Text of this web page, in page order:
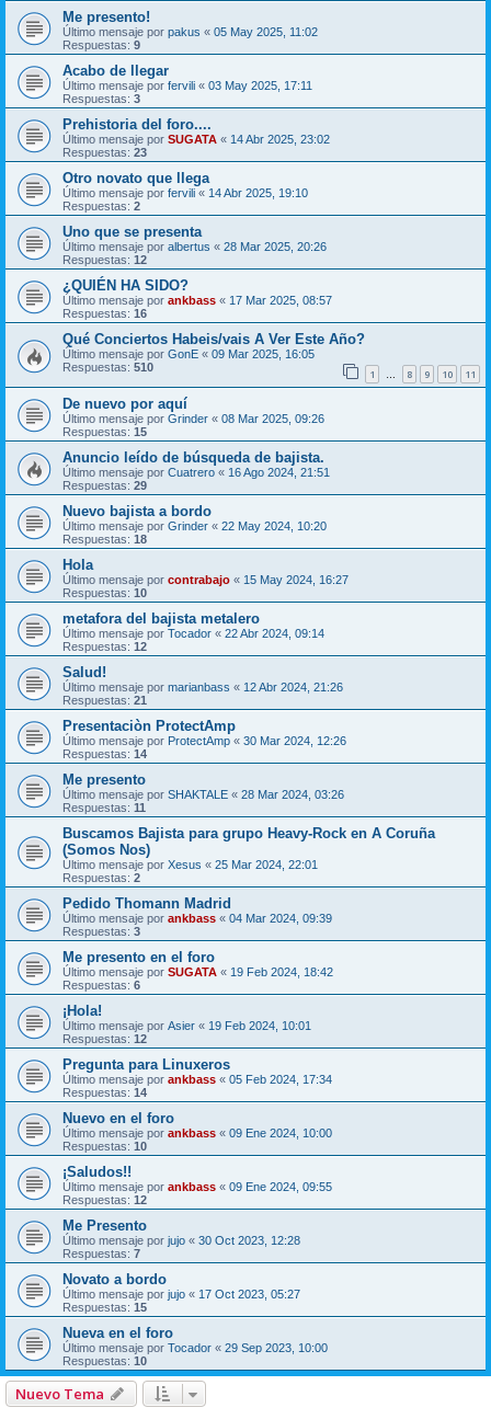
Me presento!
Último mensaje por pakus « 05 May 2025, 11:02
Respuestas: 9
Acabo de llegar
Último mensaje por fervili « 03 May 2025, 17:11
Respuestas: 3
Prehistoria del foro....
Último mensaje por SUGATA « 14 Abr 2025, 23:02
Respuestas: 23
Otro novato que llega
Último mensaje por fervili « 14 Abr 2025, 19:10
Respuestas: 2
Uno que se presenta
Último mensaje por albertus « 28 Mar 2025, 20:26
Respuestas: 12
¿QUIÉN HA SIDO?
Último mensaje por ankbass « 17 Mar 2025, 08:57
Respuestas: 16
Qué Conciertos Habeis/vais A Ver Este Año?
Último mensaje por GonE « 09 Mar 2025, 16:05
Respuestas: 510 1 … 8 9 10 11
De nuevo por aquí
Último mensaje por Grinder « 08 Mar 2025, 09:26
Respuestas: 15
Anuncio leído de búsqueda de bajista.
Último mensaje por Cuatrero « 16 Ago 2024, 21:51
Respuestas: 29
Nuevo bajista a bordo
Último mensaje por Grinder « 22 May 2024, 10:20
Respuestas: 18
Hola
Último mensaje por contrabajo « 15 May 2024, 16:27
Respuestas: 10
metafora del bajista metalero
Último mensaje por Tocador « 22 Abr 2024, 09:14
Respuestas: 12
Salud!
Último mensaje por marianbass « 12 Abr 2024, 21:26
Respuestas: 21
Presentaciòn ProtectAmp
Último mensaje por ProtectAmp « 30 Mar 2024, 12:26
Respuestas: 14
Me presento
Último mensaje por SHAKTALE « 28 Mar 2024, 03:26
Respuestas: 11
Buscamos Bajista para grupo Heavy-Rock en A Coruña
(Somos Nos)
Último mensaje por Xesus « 25 Mar 2024, 22:01
Respuestas: 2
Pedido Thomann Madrid
Último mensaje por ankbass « 04 Mar 2024, 09:39
Respuestas: 3
Me presento en el foro
Último mensaje por SUGATA « 19 Feb 2024, 18:42
Respuestas: 6
¡Hola!
Último mensaje por Asier « 19 Feb 2024, 10:01
Respuestas: 12
Pregunta para Linuxeros
Último mensaje por ankbass « 05 Feb 2024, 17:34
Respuestas: 14
Nuevo en el foro
Último mensaje por ankbass « 09 Ene 2024, 10:00
Respuestas: 10
¡Saludos!!
Último mensaje por ankbass « 09 Ene 2024, 09:55
Respuestas: 12
Me Presento
Último mensaje por jujo « 30 Oct 2023, 12:28
Respuestas: 7
Novato a bordo
Último mensaje por jujo « 17 Oct 2023, 05:27
Respuestas: 15
Nueva en el foro
Último mensaje por Tocador « 29 Sep 2023, 10:00
Respuestas: 10
Nuevo Tema